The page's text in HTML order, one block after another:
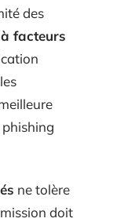
des
facteurs
ne tolère
doit